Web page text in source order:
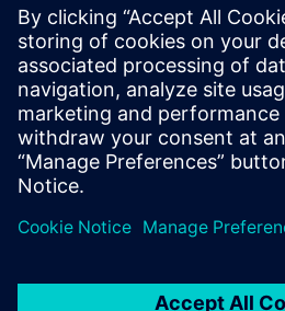
how
saving
design